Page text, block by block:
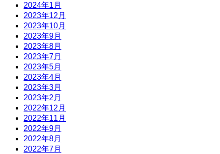
2024年1月
2023年12月
2023年10月
2023年9月
2023年8月
2023年7月
2023年5月
2023年4月
2023年3月
2023年2月
2022年12月
2022年11月
2022年9月
2022年8月
2022年7月